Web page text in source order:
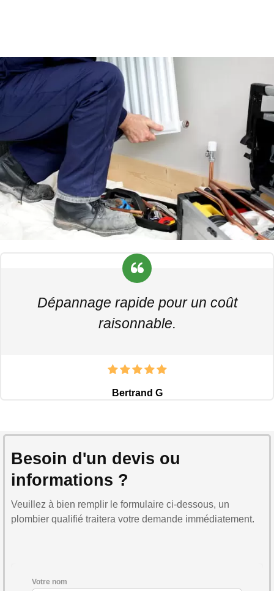
Dépannage rapide pour un coût
raisonnable.
Bertrand G
Besoin d'un devis ou
informations ?
Veuillez à bien remplir le formulaire ci-dessous, un
plombier qualifié traitera votre demande immédiatement.
Votre nom